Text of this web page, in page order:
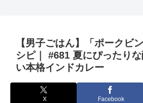
【男子ごはん】「ポークビ
シピ｜ #681 夏にぴったり
い本格インドカレー
X Facebook